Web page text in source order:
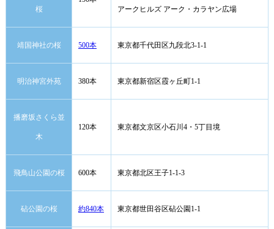
桜 アークヒルズ アーク・カラヤン広場
靖国神社の桜 500本 東京都千代田区九段北3-1-1
明治神宮外苑 380本 東京都新宿区霞ヶ丘町1-1
播磨坂さくら並
木
120本 東京都文京区小石川4・5丁目境
飛鳥山公園の桜 600本 東京都北区王子1-1-3
砧公園の桜 約840本 東京都世田谷区砧公園1-1